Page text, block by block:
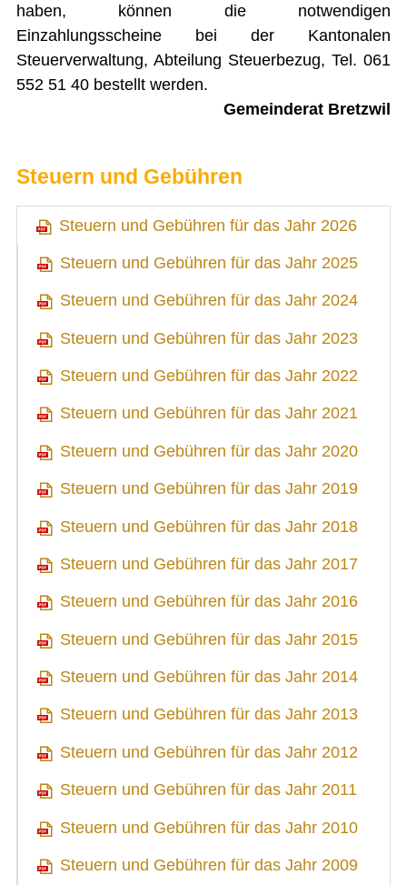
Inhalt
Impressum
haben, können die notwendigen
Einzahlungsscheine bei der Kantonalen
Steuerverwaltung, Abteilung Steuerbezug, Tel. 061
552 51 40 bestellt werden.
Gemeinderat Bretzwil
Steuern und Gebühren
Steuern und Gebühren für das Jahr 2026
Steuern und Gebühren für das Jahr 2025
Steuern und Gebühren für das Jahr 2024
Steuern und Gebühren für das Jahr 2023
Steuern und Gebühren für das Jahr 2022
Steuern und Gebühren für das Jahr 2021
Steuern und Gebühren für das Jahr 2020
Steuern und Gebühren für das Jahr 2019
Steuern und Gebühren für das Jahr 2018
Steuern und Gebühren für das Jahr 2017
Steuern und Gebühren für das Jahr 2016
Steuern und Gebühren für das Jahr 2015
Steuern und Gebühren für das Jahr 2014
Steuern und Gebühren für das Jahr 2013
Steuern und Gebühren für das Jahr 2012
Steuern und Gebühren für das Jahr 2011
Steuern und Gebühren für das Jahr 2010
Steuern und Gebühren für das Jahr 2009